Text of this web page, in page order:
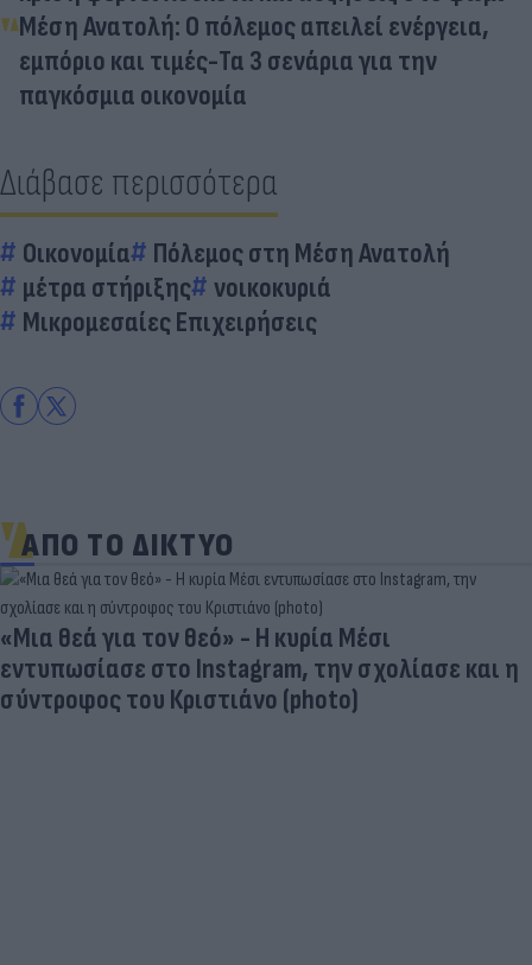
Μέση Ανατολή: Ο πόλεμος απειλεί ενέργεια,
εμπόριο και τιμές-Τα 3 σενάρια για την
παγκόσμια οικονομία
Διάβασε περισσότερα
Οικονομία
Πόλεμος στη Μέση Ανατολή
μέτρα στήριξης
νοικοκυριά
Μικρομεσαίες Επιχειρήσεις
ΑΠΟ ΤΟ ΔΙΚΤΥΟ
«Μια θεά για τον θεό» - Η κυρία Μέσι
εντυπωσίασε στο Instagram, την σχολίασε και η
σύντροφος του Κριστιάνο (photo)